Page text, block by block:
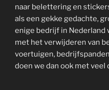
naar belettering en
als een gekke gedachte,
enige bedrijf in Nederland
met het verwijderen van
voertuigen,
doen we dan ook met